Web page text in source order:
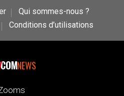
Qui sommes-nous ?
Conditions d’utilisations
NEWS